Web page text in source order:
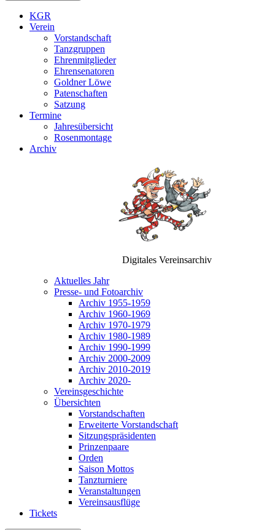
KGR
Verein
Vorstandschaft
Tanzgruppen
Ehrenmitglieder
Ehrensenatoren
Goldner Löwe
Patenschaften
Satzung
Termine
Jahresübersicht
Rosenmontage
Archiv
Digitales Vereinsarchiv
Aktuelles Jahr
Presse- und Fotoarchiv
Archiv 1955-1959
Archiv 1960-1969
Archiv 1970-1979
Archiv 1980-1989
Archiv 1990-1999
Archiv 2000-2009
Archiv 2010-2019
Archiv 2020-
Vereinsgeschichte
Übersichten
Vorstandschaften
Erweiterte Vorstandschaft
Sitzungspräsidenten
Prinzenpaare
Orden
Saison Mottos
Tanzturniere
Veranstaltungen
Vereinsausflüge
Tickets